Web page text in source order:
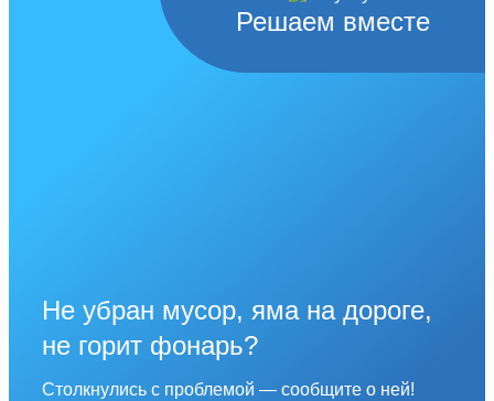
Решаем вместе
Не убран мусор, яма на дороге,
не горит фонарь?
Столкнулись с проблемой — сообщите о ней!